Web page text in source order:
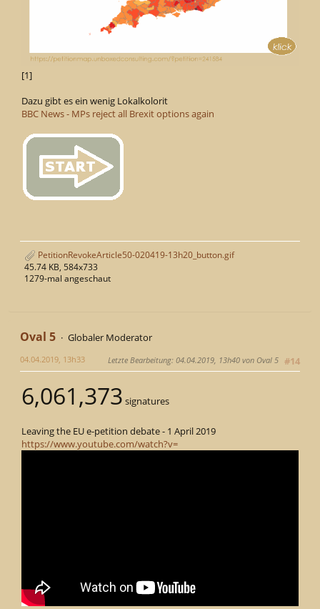
[1]
Dazu gibt es ein wenig Lokalkolorit
BBC News - MPs reject all Brexit options again
PetitionRevokeArticle50-020419-13h20_button.gif
45.74 KB, 584x733
1279-mal angeschaut
Oval 5
Globaler Moderator
#14
04.04.2019, 13h33 Letzte Bearbeitung: 04.04.2019, 13h40 von Oval 5
6,061,373 signatures
Leaving the EU e-petition debate - 1 April 2019
https://www.youtube.com/watch?v=